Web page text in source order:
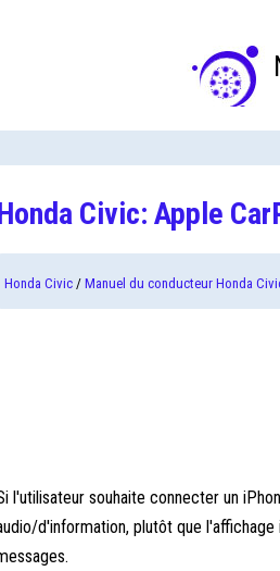
Civic: Apple
Honda Civic / Manuel du conducteur Honda
l'utilisateur souhaite connecter un
d'information, plutôt que